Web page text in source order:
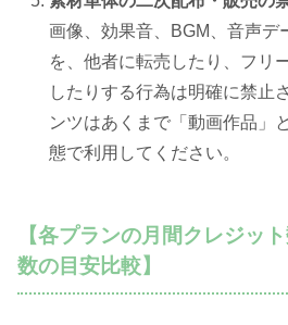
画像、効果音、BGM、音声デ
を、他者に転売したり、フリ
したりする行為は明確に禁止
ンツはあくまで「動画作品」
態で利用してください。
【各プランの月間クレジッ
数の目安比較】